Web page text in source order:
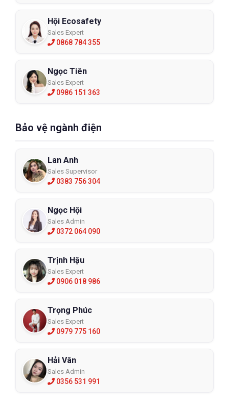
Hội Ecosafety
Sales Expert
0868 784 355
Ngọc Tiên
Sales Expert
0986 151 363
Bảo vệ ngành điện
Lan Anh
Sales Supervisor
0383 756 304
Ngọc Hội
Sales Admin
0372 064 090
Trịnh Hậu
Sales Expert
0906 018 986
Trọng Phúc
Sales Expert
0979 775 160
Hải Vân
Sales Admin
0356 531 991